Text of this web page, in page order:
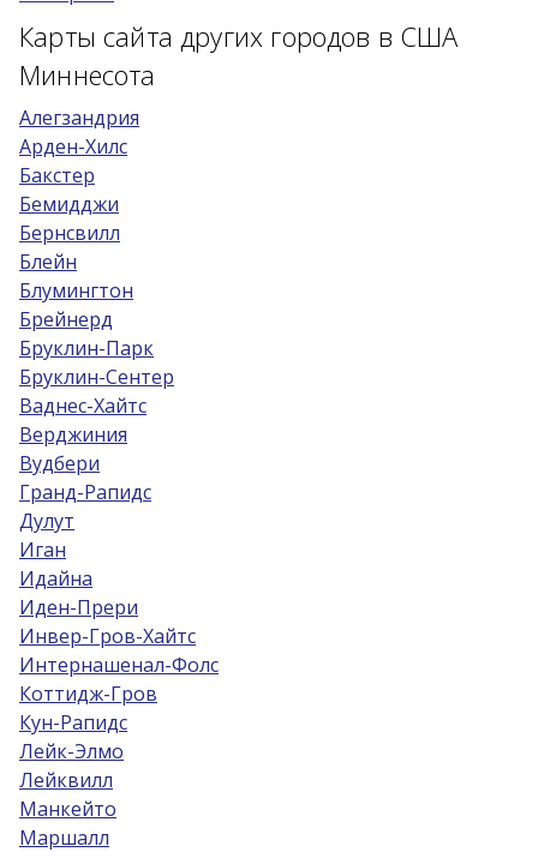
Карты сайта других городов в США
Миннесота
Алегзандрия
Арден-Хилс
Бакстер
Бемидджи
Бернсвилл
Блейн
Блумингтон
Брейнерд
Бруклин-Парк
Бруклин-Сентер
Ваднес-Хайтс
Верджиния
Вудбери
Гранд-Рапидс
Дулут
Иган
Идайна
Иден-Прери
Инвер-Гров-Хайтс
Интернашенал-Фолс
Коттидж-Гров
Кун-Рапидс
Лейк-Элмо
Лейквилл
Манкейто
Маршалл